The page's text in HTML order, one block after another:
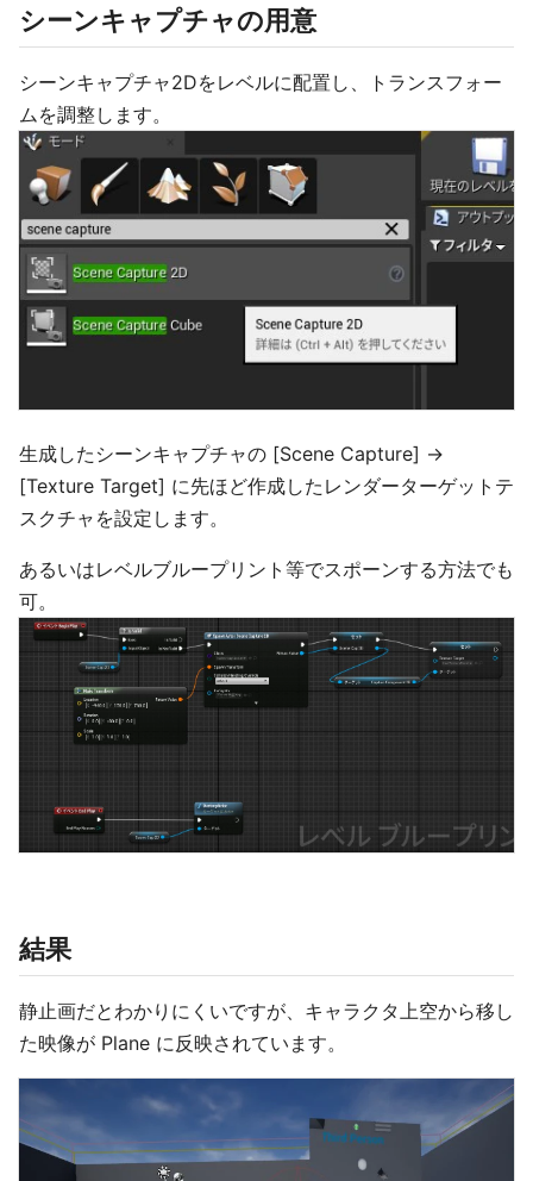
シーンキャプチャの用意
シーンキャプチャ2Dをレベルに配置し、トランスフォー
ムを調整します。
生成したシーンキャプチャの [Scene Capture] ->
[Texture Target] に先ほど作成したレンダーターゲットテ
スクチャを設定します。
あるいはレベルブループリント等でスポーンする方法でも
可。
結果
静止画だとわかりにくいですが、キャラクタ上空から移し
た映像が Plane に反映されています。